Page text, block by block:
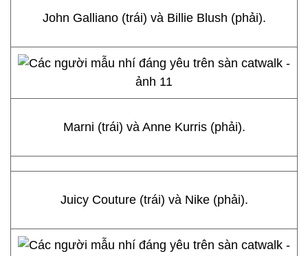
John Galliano (trái) và Billie Blush (phải).
Marni (trái) và Anne Kurris (phải).
Juicy Couture (trái) và Nike (phải).